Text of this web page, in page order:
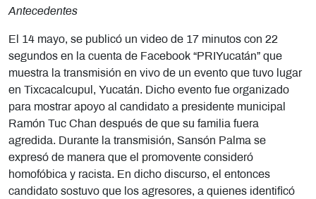
Antecedentes
El 14 mayo, se publicó un video de 17 minutos con 22
segundos en la cuenta de Facebook “PRIYucatán” que
muestra la transmisión en vivo de un evento que tuvo lugar
en Tixcacalcupul, Yucatán. Dicho evento fue organizado
para mostrar apoyo al candidato a presidente municipal
Ramón Tuc Chan después de que su familia fuera
agredida. Durante la transmisión, Sansón Palma se
expresó de manera que el promovente consideró
homofóbica y racista. En dicho discurso, el entonces
candidato sostuvo que los agresores, a quienes identificó